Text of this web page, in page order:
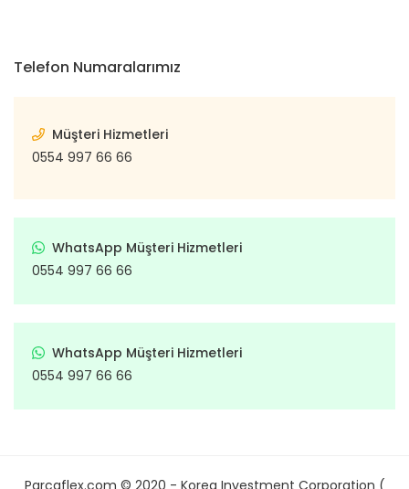
Telefon Numaralarımız
Müşteri Hizmetleri
0554 997 66 66
WhatsApp Müşteri Hizmetleri
0554 997 66 66
WhatsApp Müşteri Hizmetleri
0554 997 66 66
Parcaflex.com © 2020 - Korea Investment Corporation (